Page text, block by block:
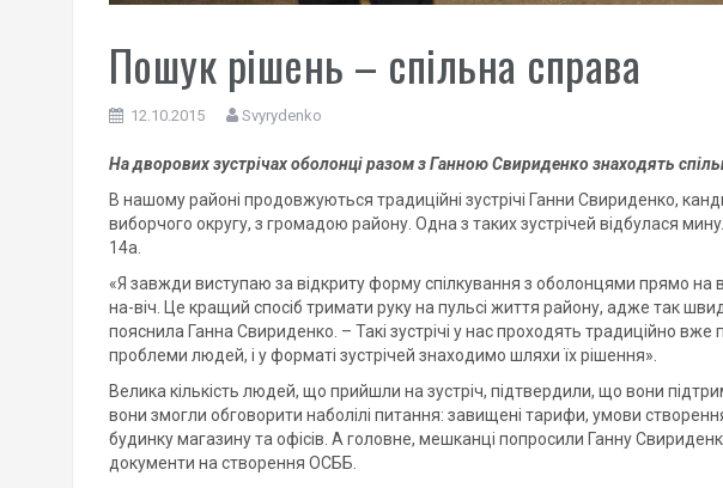
Пошук рішень – спільна справа
12.10.2015 Svyrydenko
На дворових зустрічах оболонці разом з Ганною Свириденко знаходять
В нашому районі продовжуються традиційні зустрічі Ганни Свириденко,
виборчого округу, з громадою району. Одна з таких зустрічей відбулася
14а.
«Я завжди виступаю за відкриту форму спілкування з оболонцями прямо на
на-віч. Це кращий спосіб тримати руку на пульсі життя району, адже так
пояснила Ганна Свириденко. ­– Такі зустрічі у нас проходять традиційно вже
проблеми людей, і у форматі зустрічей знаходимо шляхи їх рішення».
Велика кількість людей, що прийшли на зустріч, підтвердили, що вони
вони змогли обговорити наболілі питання: завищені тарифи, умови
будинку магазину та офісів. А головне, мешканці попросили Ганну
документи на створення ОСББ.